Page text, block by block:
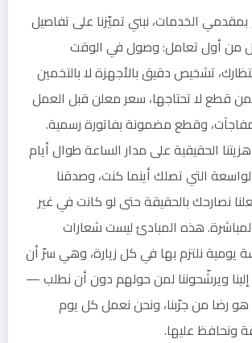
الخدمات، نبني تميّزنا على تفاصيل
من أول تعامل: وصول في الوقت
تشخيص دقيق بالأجهزة لا بالتخمين
قطع لا تحتاجها، سعر معلن قبل العمل
مفاجآت، وقطع مضمونة بفاتورة رسمية.
الحقيقية على مدار الساعة طوال أيام
التي تصلك أينما كنت، وصدقنا
نصارحك بالحقيقة حتى لو كانت في غير
هذه المبادئ ليست شعارات
يومية نلتزم بها في كل زيارة، وهي سرّ أن
ويرشّحوننا لمن حولهم دون أن نطلب —
هو رضا من جرّبنا، ونحن نعمل كل يوم
ونحافظ عليها.